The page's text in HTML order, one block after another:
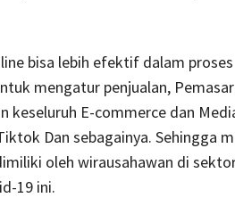
bisa lebih efektif dalam proses
mengatur penjualan,
keseluruh E-commerce dan
Dan sebagainya. Sehingga
oleh wirausahawan di
19 ini.